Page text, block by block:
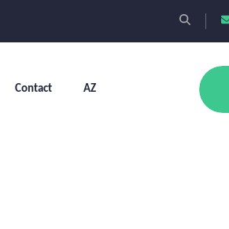
Contact AZ